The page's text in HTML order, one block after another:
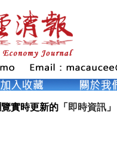
實時更新的「 即時資訊 」